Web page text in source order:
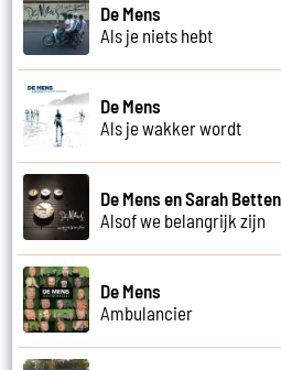
De Mens
Als je niets hebt
De Mens
Als je wakker wordt
De Mens en Sarah
Alsof we belangrijk zijn
De Mens
Ambulancier